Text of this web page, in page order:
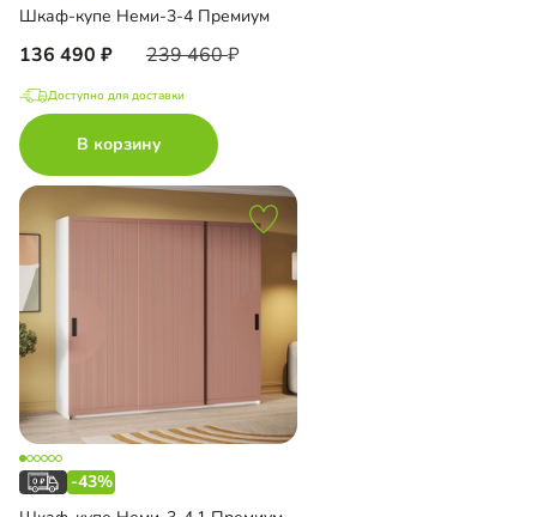
Шкаф-купе Неми-3-4 Премиум
136 490 239 460
Доступно для доставки
В корзину
-43%